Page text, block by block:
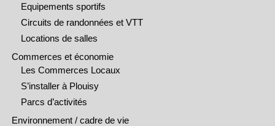
Equipements sportifs
Circuits de randonnées et VTT
Locations de salles
Commerces et économie
Les Commerces Locaux
S’installer à Plouisy
Parcs d’activités
Environnement / cadre de vie